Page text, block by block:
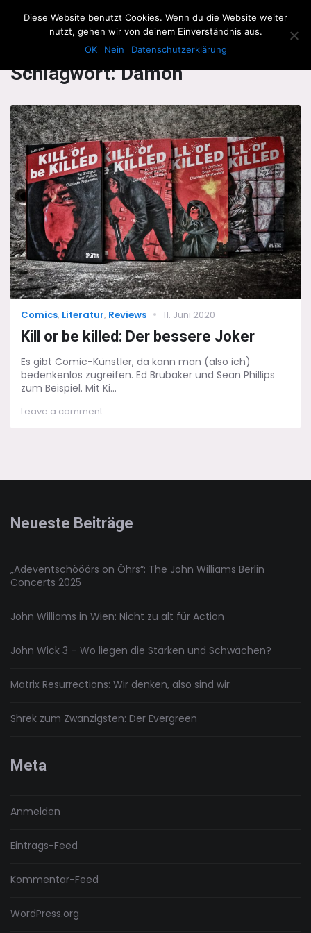
The Howling Men
Schlagwort:Dämon
Categories
Comics, Literatur, Reviews
Posted
11. Juni 2020
Kill or be killed: Der bessere Joker
Es gibt Comic-Künstler, da kann man (also ich)
bedenkenlos zugreifen. Ed Brubaker und Sean Phillips
zum Beispiel. Mit Ki...
Leave a commenton
Neueste Beiträge
„Adeventschööörs on Öhrs“: The John Williams Berlin
Concerts 2025
John Williams in Wien: Nicht zu alt für Action
John Wick 3 – Wo liegen die Stärken und Schwächen?
Matrix Resurrections: Wir denken, also sind wir
Shrek zum Zwanzigsten: Der Evergreen
Meta
Anmelden
Eintrags-Feed
Kommentar-Feed
WordPress.org
Diese Website benutzt Cookies. Wenn du die Website weiter
nutzt, gehen wir von deinem Einverständnis aus.
OK
Nein Datenschutzerklärung